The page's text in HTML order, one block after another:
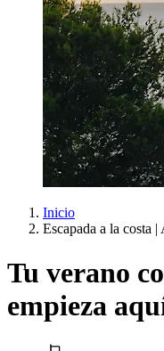
Inicio
Escapada a la costa
Tu verano
empieza